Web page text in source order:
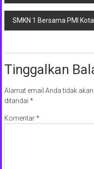
pos
SMKN 1 Bersama PMI
Tinggalkan
Alamat email Anda tidak
ditandai *
Komentar*